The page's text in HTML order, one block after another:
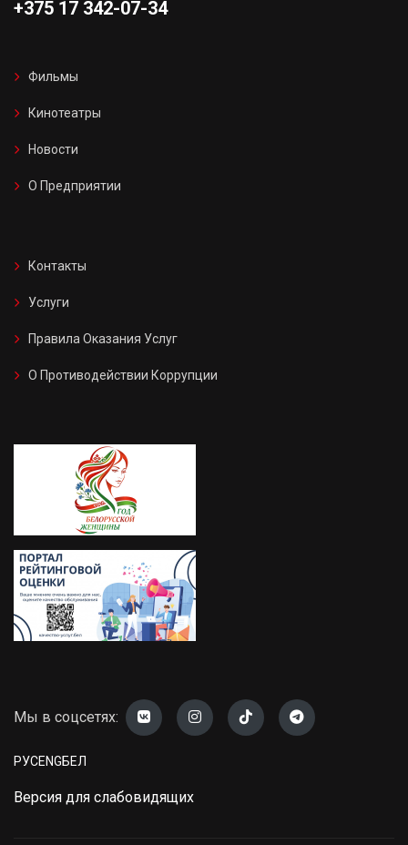
+375 17 342-07-34
Фильмы
Кинотеатры
Новости
О Предприятии
Контакты
Услуги
Правила Оказания Услуг
О Противодействии Коррупции
Мы в соцсетях:
РУСENGБЕЛ
Версия для слабовидящих